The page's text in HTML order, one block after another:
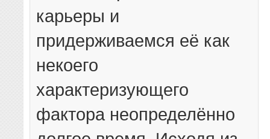
карьеры и
придерживаемся её как
некоего
характеризующего
фактора неопределённо